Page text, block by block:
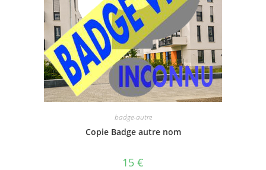
badge-autre
Copie Badge autre nom
15 €